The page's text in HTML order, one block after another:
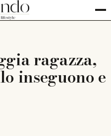
ragazza,
inseguono e